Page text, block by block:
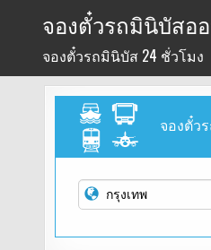
content
จองตั๋วรถมินิบัสอ
จองตั๋วรถมินิบัส 24 ชั่วโมง
จองตั๋ว